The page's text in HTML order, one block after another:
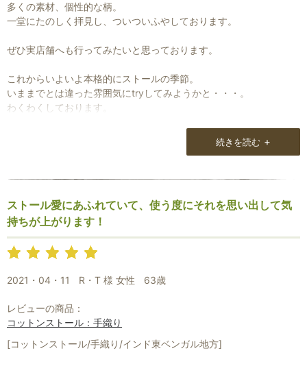
多くの素材、個性的な柄。
一堂にたのしく拝見し、ついついふやしております。
ぜひ実店舗へも行ってみたいと思っております。
これからいよいよ本格的にストールの季節。
いままでとは違った雰囲気にtryしてみようかと・・・。
わくわくしております。
続きを読む +
ストール愛にあふれていて、使う度にそれを思い出して気
持ちが上がります！
2021・04・11 R・T 様 女性 63歳
レビューの商品：
コットンストール：手織り
[コットンストール/手織り/インド東ベンガル地方]